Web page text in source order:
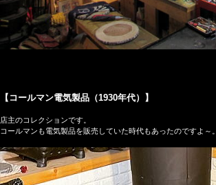
【コールマン電気製品（1930年代）】
店主のコレクションです。
コールマンも電気製品を販売していた時代もあったのですよ～。